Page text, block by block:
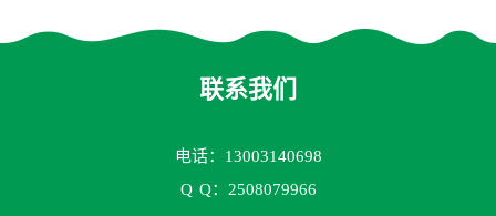
联系我们
电话：13003140698
Q Q：2508079966